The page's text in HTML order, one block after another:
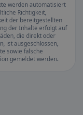
werden automatisiert
Richtigkeit,
der bereitgestellten
der Inhalte erfolgt auf
die direkt oder
ist ausgeschlossen,
sowie falsche
gemeldet werden.